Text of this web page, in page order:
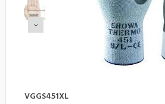
VGGS451XL